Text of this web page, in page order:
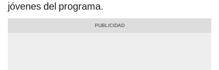
jóvenes del programa.